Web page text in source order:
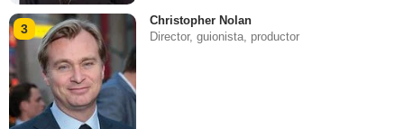
3
Christopher Nolan
Director, guionista, productor